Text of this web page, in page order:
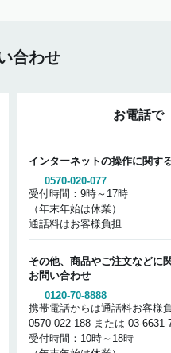
合わせ
お電話で
インターネットの操作に関す
0570-020-077
受付時間：9時～17時
（年末年始は休業）
通話料はお客様負担
その他、商品やご注文などに
お問い合わせ
0120-70-8888
携帯電話からは通話料お客様
0570-022-188 または 03-6631-
受付時間：10時～18時